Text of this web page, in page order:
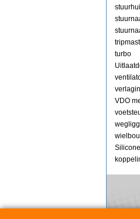
turbo
VDO